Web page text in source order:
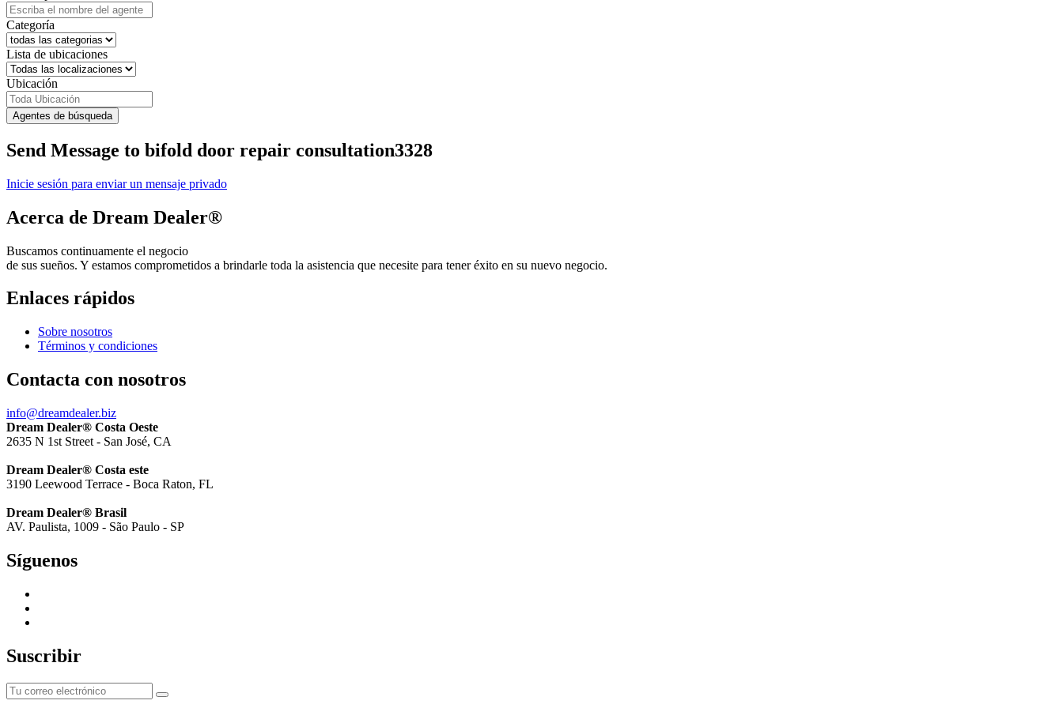
Categoría
Lista de ubicaciones
Ubicación
Agentes de búsqueda
Send Message to bifold door repair consultation3328
Inicie sesión para enviar un mensaje privado
Acerca de Dream Dealer®
Buscamos continuamente el negocio
de sus sueños. Y estamos comprometidos a brindarle toda la asistencia que necesite para tener éxito en su nuevo negocio.
Enlaces rápidos
Sobre nosotros
Términos y condiciones
Contacta con nosotros
info@dreamdealer.biz
Dream Dealer® Costa Oeste
2635 N 1st Street - San José, CA
Dream Dealer® Costa este
3190 Leewood Terrace - Boca Raton, FL
Dream Dealer® Brasil
AV. Paulista, 1009 - São Paulo - SP
Síguenos
Suscribir